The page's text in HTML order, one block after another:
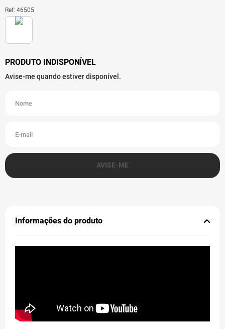
Ref: 46505
Informações do produto